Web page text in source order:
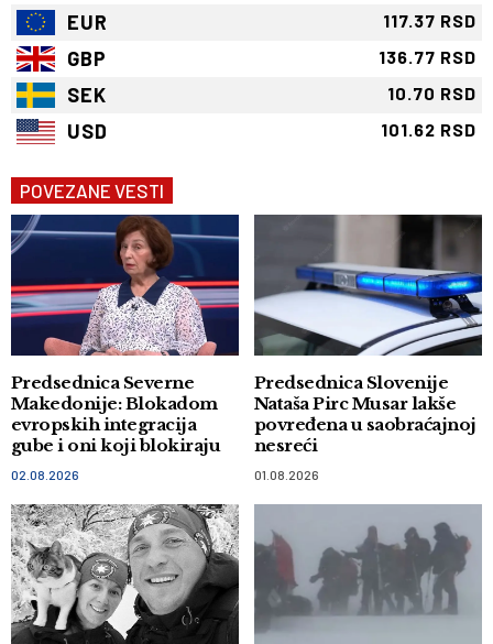
EUR 117.37 RSD
GBP 136.77 RSD
SEK 10.70 RSD
USD 101.62 RSD
POVEZANE VESTI
Predsednica Severne
Makedonije: Blokadom
evropskih integracija
gube i oni koji blokiraju
02.08.2026
Predsednica Slovenije
Nataša Pirc Musar lakše
povređena u saobraćajnoj
nesreći
01.08.2026